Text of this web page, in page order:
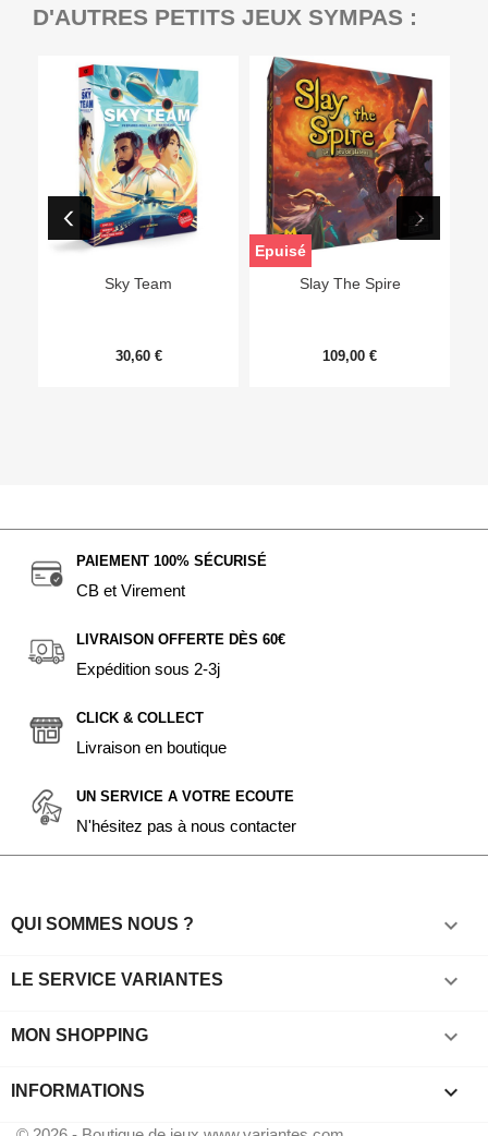
D'AUTRES PETITS JEUX SYMPAS :
Sky Team
30,60 €
Slay The Spire
109,00 €
Epuisé
PAIEMENT 100% SÉCURISÉ
CB et Virement
LIVRAISON OFFERTE DÈS 60€
Expédition sous 2-3j
CLICK & COLLECT
Livraison en boutique
UN SERVICE A VOTRE ECOUTE
N'hésitez pas à nous contacter
QUI SOMMES NOUS ? 
LE SERVICE VARIANTES 
MON SHOPPING 
INFORMATIONS keyboard_arrow_down